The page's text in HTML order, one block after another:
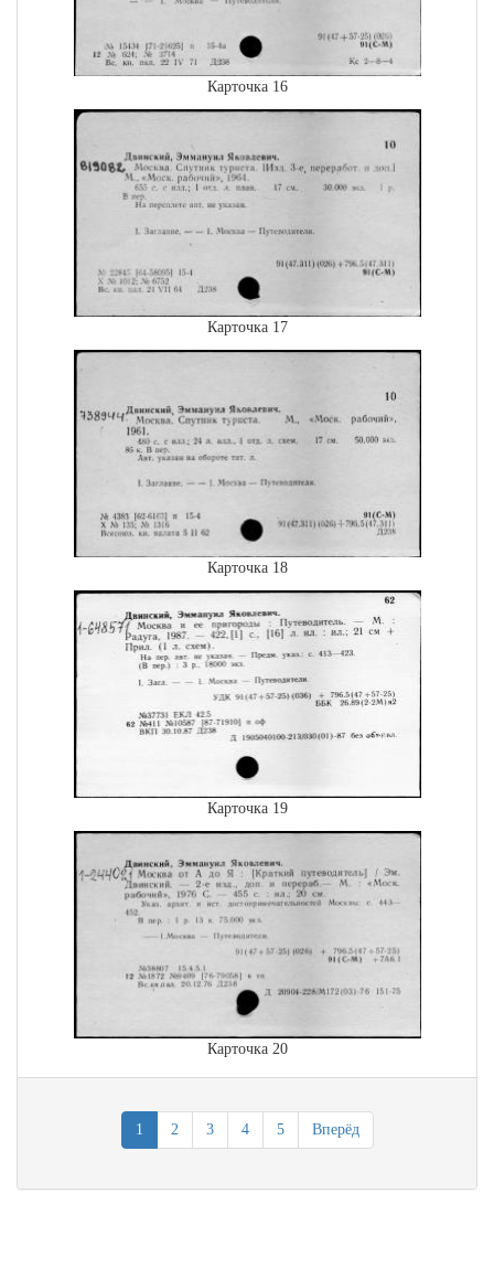
Карточка 16
Карточка 17
Карточка 18
Карточка 19
Карточка 20
1 2 3 4 5 Вперёд